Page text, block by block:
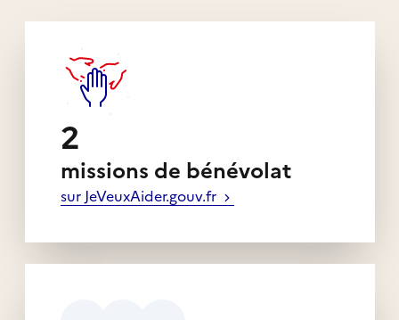
2
missions de bénévolat
sur JeVeuxAider.gouv.fr